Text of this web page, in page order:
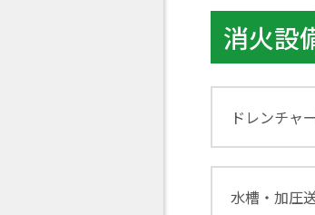
消火設
ドレンチャ
水槽・加圧